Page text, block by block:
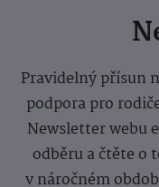
Pravidelný přísun
podpora pro
Newsletter webu
odběru a čtěte o
v náročném